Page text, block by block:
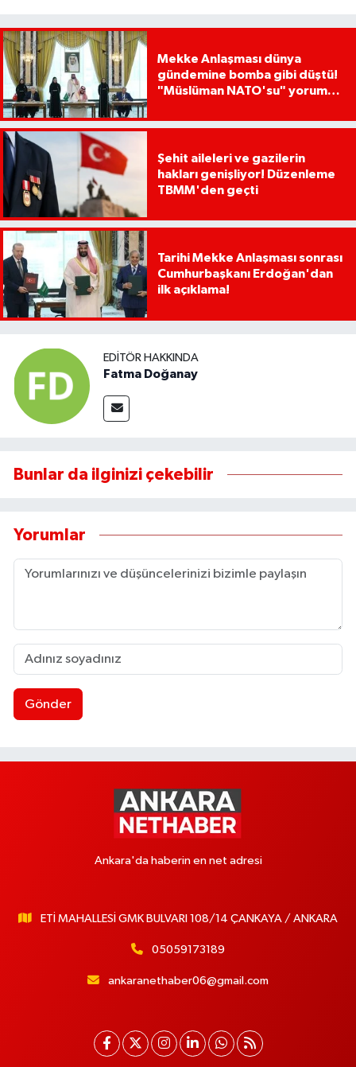
Mekke Anlaşması dünya
gündemine bomba gibi düştü!
"Müslüman NATO'su" yorumu
Şehit aileleri ve gazilerin
hakları genişliyor! Düzenleme
TBMM'den geçti
Tarihi Mekke Anlaşması sonrası
Cumhurbaşkanı Erdoğan'dan
ilk açıklama!
EDITÖR HAKKINDA
Fatma Doğanay
Bunlar da ilginizi çekebilir
Yorumlar
Gönder
Ankara'da haberin en net adresi
ETİ MAHALLESİ GMK BULVARI 108/14 ÇANKAYA / ANKARA
05059173189
ankaranethaber06@gmail.com